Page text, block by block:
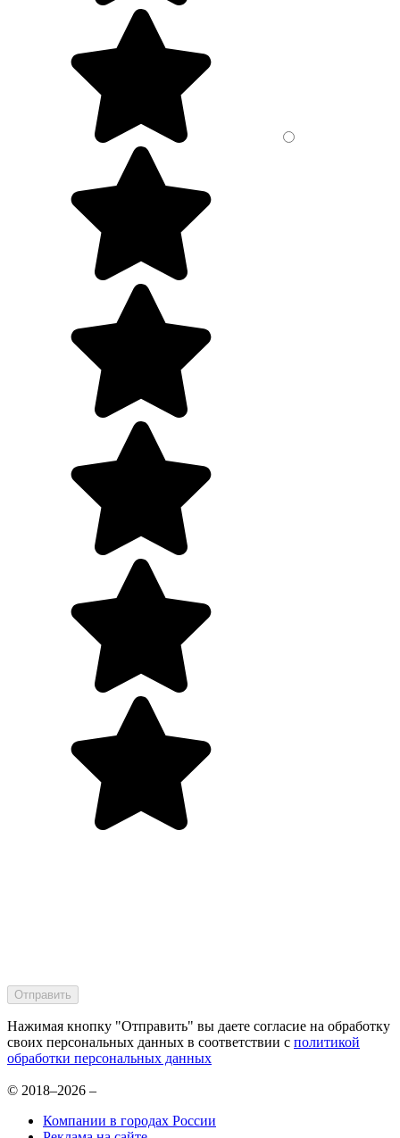
Нажимая кнопку "Отправить" вы даете согласие на обработку
своих персональных данных в соответствии с политикой
обработки персональных данных
© 2018–2026 –
Компании в городах России